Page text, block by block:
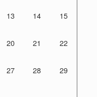
13 14 15
20 21 22
27 28 29